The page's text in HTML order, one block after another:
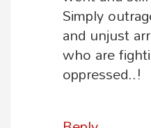
Simply
and unjust
who are
oppressed..!